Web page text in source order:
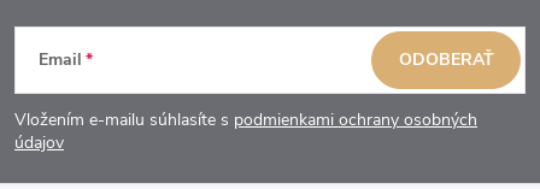
Z
á
p
Email
Vložením e-mailu súhlasíte s podmienkami ochrany osobných
údajov
ODOBERAŤ